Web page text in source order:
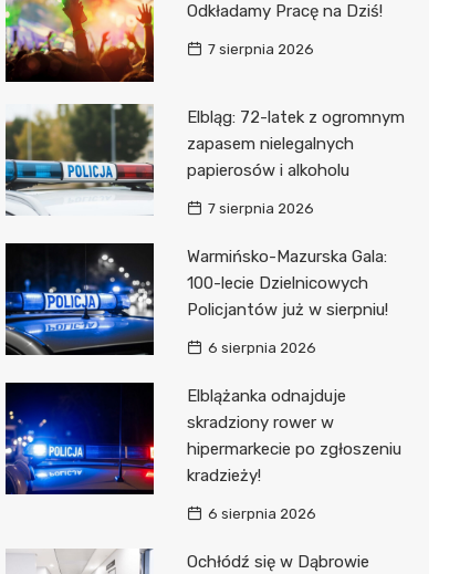
Odkładamy Pracę na Dziś!
7 sierpnia 2026
Elbląg: 72-latek z ogromnym
zapasem nielegalnych
papierosów i alkoholu
7 sierpnia 2026
Warmińsko-Mazurska Gala:
100-lecie Dzielnicowych
Policjantów już w sierpniu!
6 sierpnia 2026
Elblążanka odnajduje
skradziony rower w
hipermarkecie po zgłoszeniu
kradzieży!
6 sierpnia 2026
Ochłódź się w Dąbrowie